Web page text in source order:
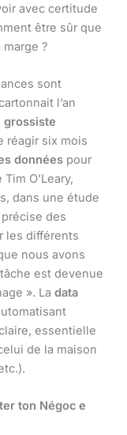
avec certitude
être sûr que
?
sont
l’an
grossiste
réagir six mois
données pour
O’Leary,
dans une étude
des
les différents
nous avons
est devenue
». La data
essentielle
de la maison
ton Négoc e